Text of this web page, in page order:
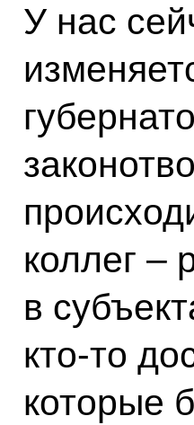
У нас
коллег –
в
кто‑то
которые